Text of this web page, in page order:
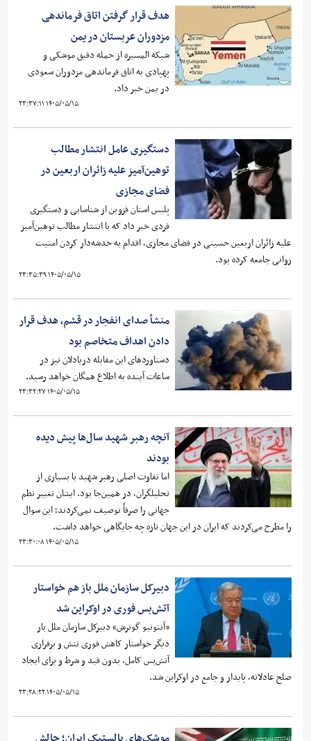
هدف قرار گرفتن اتاق‌ فرماندهی
مزدوران عربستان در یمن
شبکه المسیره از حمله دقیق موشکی و
پهپادی به اتاق فرماندهی مزدوران سعودی
در یمن خبر داد.
۱۴۰۵/۰۵/۱۵ ۲۳:۳۷:۱۱
دستگیری عامل انتشار مطالب
توهین‌آمیز علیه زائران اربعین در
فضای مجازی
پلیس استان قزوین از شناسایی و دستگیری
فردی خبر داد که با انتشار مطالب توهین‌آمیز
علیه زائران اربعین حسینی در فضای مجازی، اقدام به خدشه‌دار کردن امنیت
روانی جامعه کرده بود.
۱۴۰۵/۰۵/۱۵ ۲۳:۳۵:۳۹
منشأ صدای انفجار در قشم، هدف قرار
دادن اهداف متخاصم بود
دستاوردهای این مقابله دریادلان نیز در
ساعات آینده به اطلاع همگان خواهد رسید.
۱۴۰۵/۰۵/۱۵ ۲۳:۳۲:۲۷
آنچه رهبر شهید سال‌ها پیش دیده
بودند
اما تفاوت اصلی رهبر شهید با بسیاری از
تحلیلگران، در همین‌جا بود. ایشان تغییر نظم
جهانی را صرفاً توصیف نمی‌کردند؛ این سوال
را مطرح می‌کردند که ایران در این جهان تازه چه جایگاهی خواهد داشت.
۱۴۰۵/۰۵/۱۵ ۲۳:۳۰:۰۸
دبیرکل سازمان ملل باز هم خواستار
آتش‌بس فوری در اوکراین شد
«آنتونیو گوترش» دبیرکل سازمان ملل بار
دیگر خواستار کاهش فوری تنش و برقراری
آتش‌بس کامل، بدون قید و شرط و برای ایجاد
صلح عادلانه، پایدار و جامع در اوکراین شد.
۱۴۰۵/۰۵/۱۵ ۲۳:۲۸:۲۲